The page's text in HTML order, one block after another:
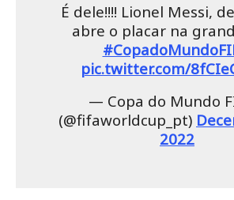
É dele!!!! Lionel Messi,
abre o placar na
pic.twitter.com/
— Copa do Mundo
(@fifaworldcup_pt)
2022